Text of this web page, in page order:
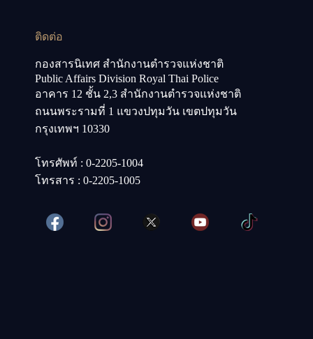
ติดต่อ
กองสารนิเทศ สำนักงานตำรวจแห่งชาติ
Public Affairs Division Royal Thai Police
อาคาร 12 ชั้น 2,3 สำนักงานตำรวจแห่งชาติ
ถนนพระรามที่ 1 แขวงปทุมวัน เขตปทุมวัน
กรุงเทพฯ 10330
โทรศัพท์ : 0-2205-1004
โทรสาร : 0-2205-1005